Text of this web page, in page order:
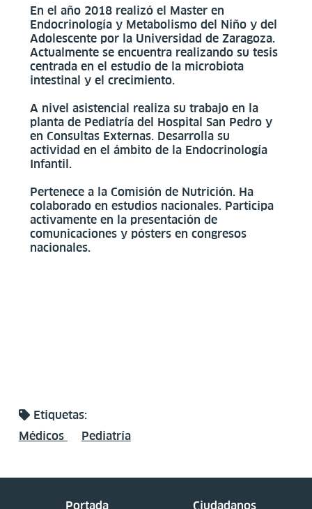
En el año 2018 realizó el Master en
Endocrinología y Metabolismo del Niño y del
Adolescente por la Universidad de Zaragoza.
Actualmente se encuentra realizando su tesis
centrada en el estudio de la microbiota
intestinal y el crecimiento.
A nivel asistencial realiza su trabajo en la
planta de Pediatría del Hospital San Pedro y
en Consultas Externas. Desarrolla su
actividad en el ámbito de la Endocrinología
Infantil.
Pertenece a la Comisión de Nutrición. Ha
colaborado en estudios nacionales. Participa
activamente en la presentación de
comunicaciones y pósters en congresos
nacionales.
Etiquetas:
Médicos
Pediatría
Portada Ciudadanos